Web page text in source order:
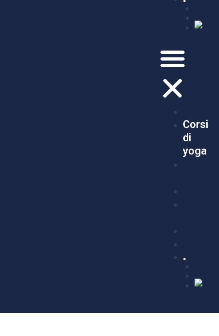
Corsi
di
yoga